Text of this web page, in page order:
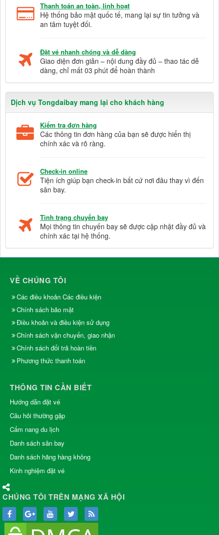
Thanh toán an toàn, linh hoạt
Hệ thống bảo mật quốc tế, mang lại sự tin tưởng và
an tâm tuyệt đối.
Đặt vé nhanh chóng và dễ dàng
Giao diện đơn giản – nội dung đầy đủ – thao tác dễ
dàng, chỉ mất 03 phút để hoàn thành
Dịch vụ Tongdaibay mang lại cho khách hàng
Kiểm tra đơn hàng
Các thông tin đơn hàng của bạn sẽ được hiển thị
chính xác và rõ ràng.
Check-in online
Tiện ích giúp bạn check-in bất cứ nơi đâu thay vì đến
sân bay.
Tình trạng chuyến bay
Mọi thông tin chuyến bay sẽ được cập nhật đầy đủ và
chính xác tại hệ thống.
VỀ CHÚNG TÔI
Các điều khoản Các điều kiện
Chính sách bảo mật
Điều khoản và điều kiện sử dụng
Chính sách vận chuyển, giao nhận
Chính sách đổi trả hoàn tiền
Phương thức thanh toán
THÔNG TIN CẦN BIẾT
Hướng dẫn đặt vé
Câu hỏi thường gặp
Cẩm nang du lịch
Danh sách sân bay
Danh sách hãng hàng không
Kinh nghiệm đặt vé
CHÚNG TÔI TRÊN MẠNG XÃ HỘI